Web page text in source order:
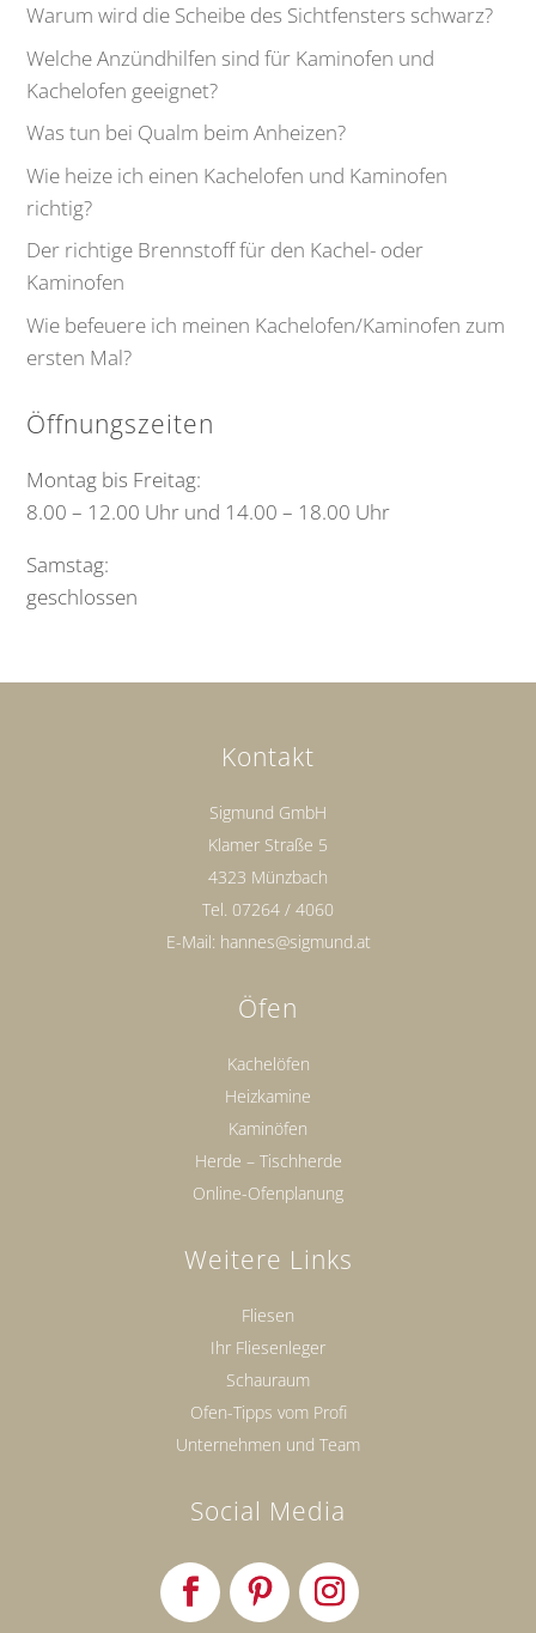
Warum wird die Scheibe des Sichtfensters schwarz?
Welche Anzündhilfen sind für Kaminofen und
Kachelofen geeignet?
Was tun bei Qualm beim Anheizen?
Wie heize ich einen Kachelofen und Kaminofen
richtig?
Der richtige Brennstoff für den Kachel- oder
Kaminofen
Wie befeuere ich meinen Kachelofen/Kaminofen zum
ersten Mal?
Öffnungszeiten
Montag bis Freitag:
8.00 – 12.00 Uhr und 14.00 – 18.00 Uhr
Samstag:
geschlossen
Kontakt
Sigmund GmbH
Klamer Straße 5
4323 Münzbach
Tel. 07264 / 4060
E-Mail: hannes@sigmund.at
Öfen
Kachelöfen
Heizkamine
Kaminöfen
Herde – Tischherde
Online-Ofenplanung
Weitere Links
Fliesen
Ihr Fliesenleger
Schauraum
Ofen-Tipps vom Profi
Unternehmen und Team
Social Media